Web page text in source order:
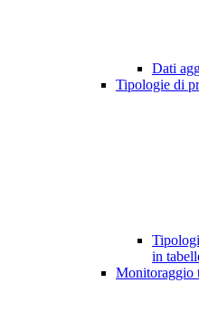
Dati
Tipologie di
in
Monitoraggio